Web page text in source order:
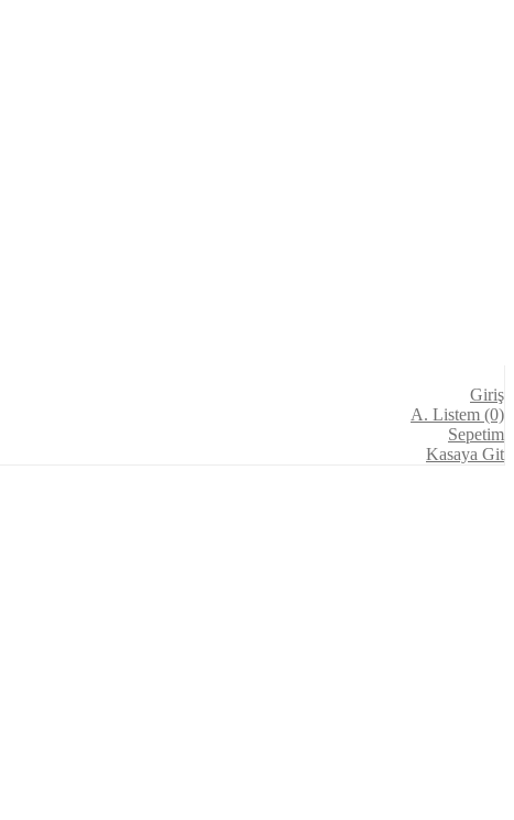
Giriş
A. Listem (0)
Sepetim
Kasaya Git